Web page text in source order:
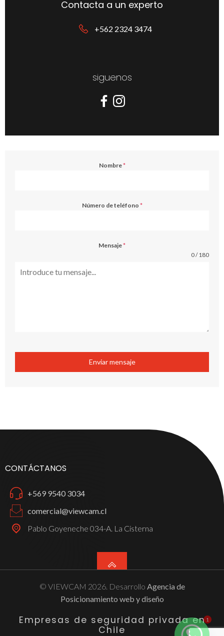
Contacta a un experto
+562 2324 3474
siguenos
Nombre*
Número de teléfono *
Mensaje*
0 / 180
Enviar mensaje
CONTÁCTANOS
+569 9540 3034
comercial@viewcam.cl
Pablo Goyeneche 034-A. La Cisterna
© VIEWCAM 2026. Desarrollo Agencia de
Posicionamiento web y diseño
Empresas de seguridad privada en
Chile
1